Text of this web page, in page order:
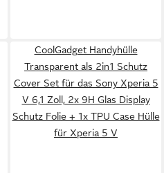
CoolGadget Handyhülle
Transparent als 2in1 Schutz
Cover Set für das Sony Xperia 5
V 6,1 Zoll, 2x 9H Glas Display
Schutz Folie + 1x TPU Case Hülle
für Xperia 5 V